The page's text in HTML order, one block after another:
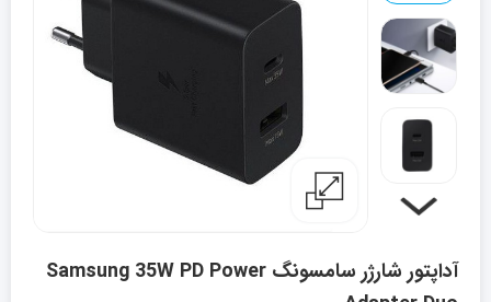
آداپتور شارژر سامسونگ Samsung 35W PD Power